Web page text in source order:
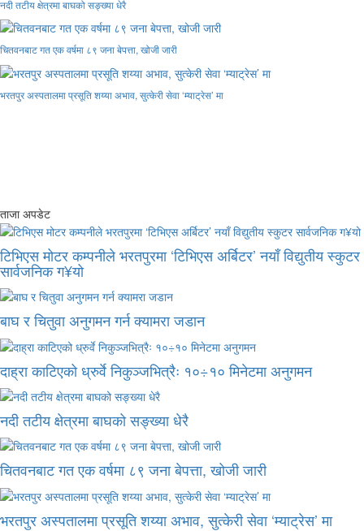
नदी तटीय क्षेत्रमा बाघको सङ्ख्या धेरै
चितवनबाट गत एक वर्षमा ८९ जना बेपत्ता, खोजी जारी
भरतपुर अस्पतालमा प्रसूति शय्या अभाव, सुत्केरी सेवा ‘म्याट्रेस’ मा
ताजा अपडेट
टिभिएस मोटर कम्पनीले भरतपुरमा ‘टिभिएस अर्बिटर’ नयाँ विद्युतीय स्कुटर
सार्वजनिक ग¥यो
बाघ र चितुवा अनुगमन गर्न क्यामरा जडान
दाह्रा काटिएको ध्रुर्वे निकुञ्जभित्रैः १०÷१० मिनेटमा अनुगमन
नदी तटीय क्षेत्रमा बाघको सङ्ख्या धेरै
चितवनबाट गत एक वर्षमा ८९ जना बेपत्ता, खोजी जारी
भरतपुर अस्पतालमा प्रसूति शय्या अभाव, सुत्केरी सेवा ‘म्याट्रेस’ मा